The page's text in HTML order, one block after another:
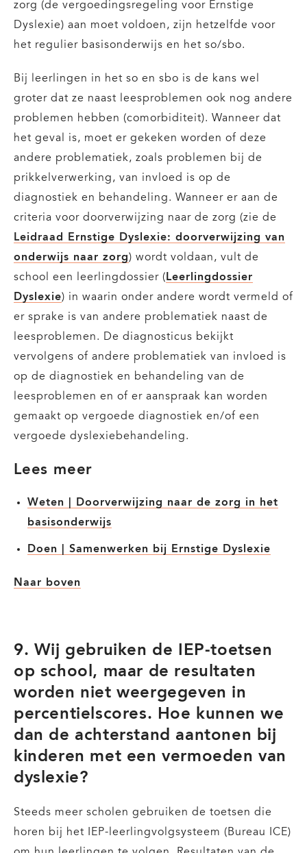
zorg (de vergoedingsregeling voor Ernstige
Dyslexie) aan moet voldoen, zijn hetzelfde voor
het regulier basisonderwijs en het so/sbo.
Bij leerlingen in het so en sbo is de kans wel
groter dat ze naast leesproblemen ook nog andere
problemen hebben (comorbiditeit). Wanneer dat
het geval is, moet er gekeken worden of deze
andere problematiek, zoals problemen bij de
prikkelverwerking, van invloed is op de
diagnostiek en behandeling. Wanneer er aan de
criteria voor doorverwijzing naar de zorg (zie de
Leidraad Ernstige Dyslexie: doorverwijzing van
onderwijs naar zorg) wordt voldaan, vult de
school een leerlingdossier ( Leerlingdossier
Dyslexie) in waarin onder andere wordt vermeld of
er sprake is van andere problematiek naast de
leesproblemen. De diagnosticus bekijkt
vervolgens of andere problematiek van invloed is
op de diagnostiek en behandeling van de
leesproblemen en of er aanspraak kan worden
gemaakt op vergoede diagnostiek en/of een
vergoede dyslexiebehandeling.
Lees meer
Weten | Doorverwijzing naar de zorg in het
basisonderwijs
Doen | Samenwerken bij Ernstige Dyslexie
Naar boven
9. Wij gebruiken de IEP-toetsen
op school, maar de resultaten
worden niet weergegeven in
percentielscores. Hoe kunnen we
dan de achterstand aantonen bij
kinderen met een vermoeden van
dyslexie?
Steeds meer scholen gebruiken de toetsen die
horen bij het IEP-leerlingvolgsysteem (Bureau ICE)